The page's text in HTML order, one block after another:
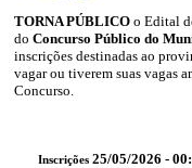
TORNA PÚBLICO o Edital
do Concurso Público do
inscrições destinadas ao
vagar ou tiverem suas vagas
Concurso.
Inscrições 25/05/2026 -